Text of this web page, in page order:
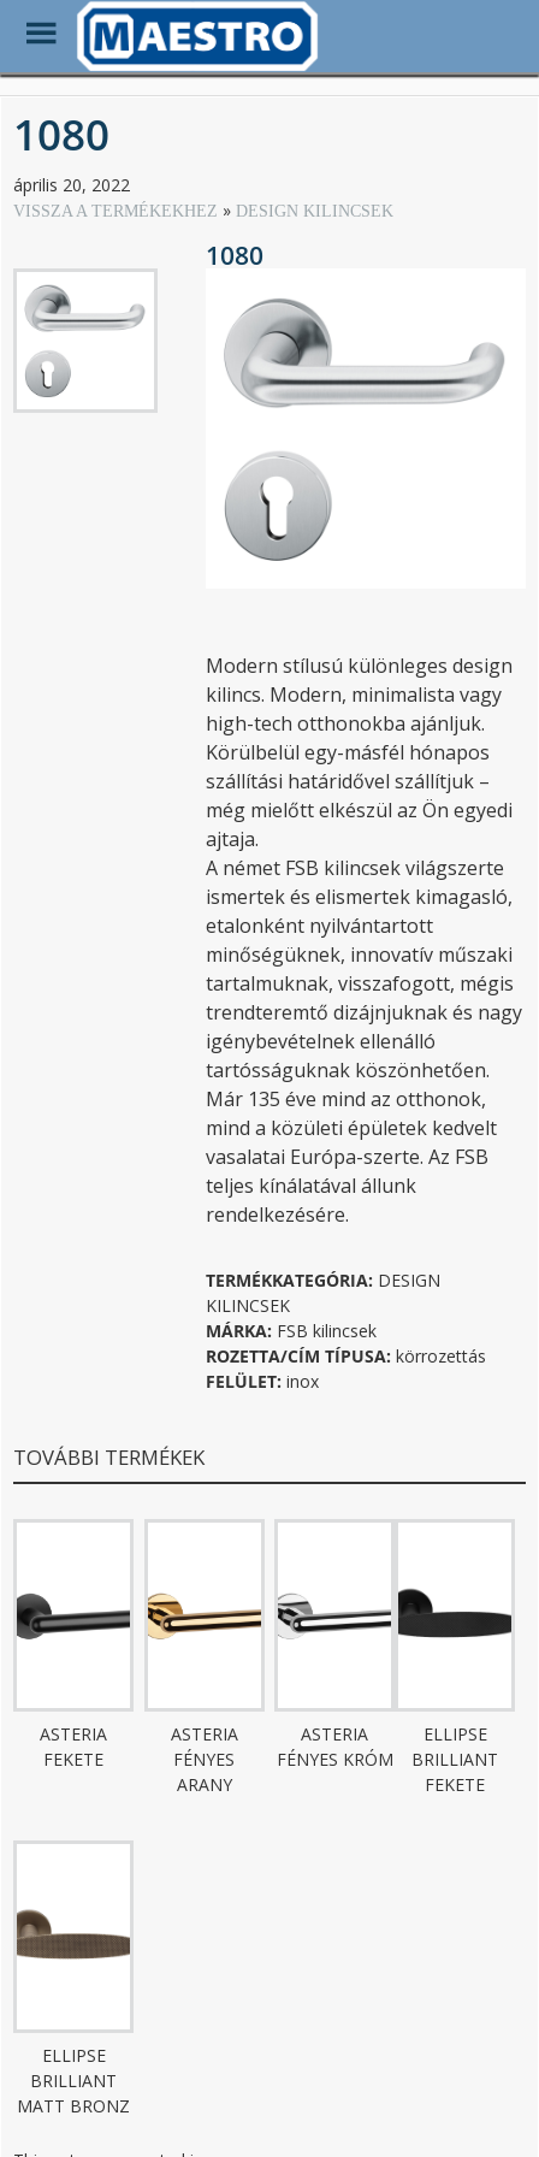
Skip
main
Toggle
Menu
1080
április 20, 2022
VISSZA A TERMÉKEKHEZ DESIGN KILINCSEK
1080
Modern stílusú különleges design
kilincs. Modern, minimalista vagy
high-tech otthonokba ajánljuk.
Körülbelül egy-másfél hónapos
szállítási határidővel szállítjuk –
még mielőtt elkészül az Ön egyedi
ajtaja.
A német FSB kilincsek világszerte
ismertek és elismertek kimagasló,
etalonként nyilvántartott
minőségüknek, innovatív műszaki
tartalmuknak, visszafogott, mégis
trendteremtő dizájnjuknak és nagy
igénybevételnek ellenálló
tartósságuknak köszönhetően.
Már 135 éve mind az otthonok,
mind a közületi épületek kedvelt
vasalatai Európa-szerte. Az FSB
teljes kínálatával állunk
rendelkezésére.
TERMÉKKATEGÓRIA: DESIGN
KILINCSEK
MÁRKA: FSB kilincsek
ROZETTA/CÍM TÍPUSA: körrozettás
FELÜLET: inox
TOVÁBBI TERMÉKEK
ASTERIA
FEKETE
ASTERIA
FÉNYES
ARANY
ASTERIA
FÉNYES KRÓM
ELLIPSE
BRILLIANT
FEKETE
ELLIPSE
BRILLIANT
MATT BRONZ